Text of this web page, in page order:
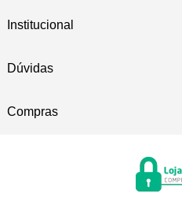
Institucional
Dúvidas
Compras